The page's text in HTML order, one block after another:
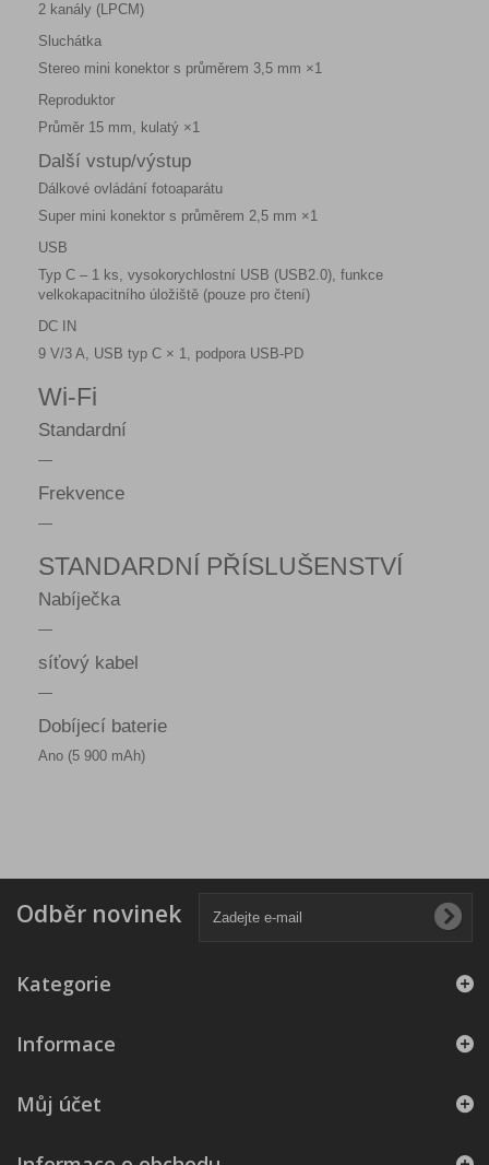
2 kanály (LPCM)
Sluchátka
Stereo mini konektor s průměrem 3,5 mm ×1
Reproduktor
Průměr 15 mm, kulatý ×1
Další vstup/výstup
Dálkové ovládání fotoaparátu
Super mini konektor s průměrem 2,5 mm ×1
USB
Typ C – 1 ks, vysokorychlostní USB (USB2.0), funkce
velkokapacitního úložiště (pouze pro čtení)
DC IN
9 V/3 A, USB typ C × 1, podpora USB-PD
Wi-Fi
Standardní
—
Frekvence
—
STANDARDNÍ PŘÍSLUŠENSTVÍ
Nabíječka
—
síťový kabel
—
Dobíjecí baterie
Ano (5 900 mAh)
Odběr novinek
Kategorie
Informace
Můj účet